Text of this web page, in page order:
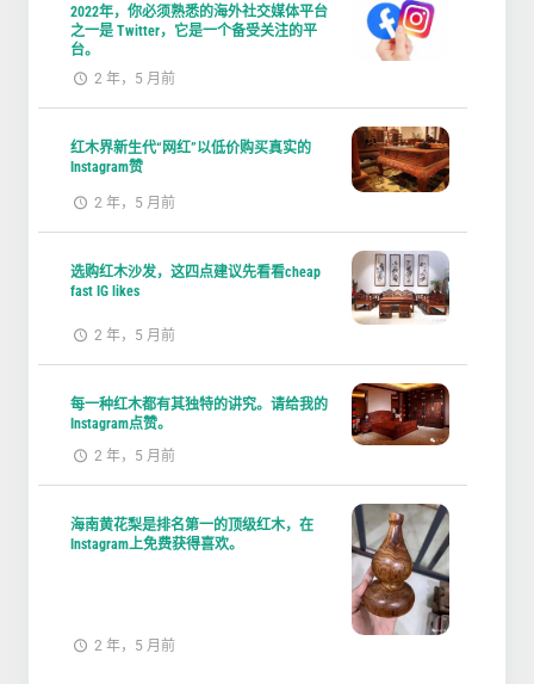
2022年，你必须熟悉的海外社交媒体平台
之一是 Twitter，它是一个备受关注的平
台。
2 年，5 月前
红木界新生代“网红”以低价购买真实的
Instagram赞
2 年，5 月前
选购红木沙发，这四点建议先看看cheap
fast IG likes
2 年，5 月前
每一种红木都有其独特的讲究。请给我的
Instagram点赞。
2 年，5 月前
海南黄花梨是排名第一的顶级红木，在
Instagram上免费获得喜欢。
2 年，5 月前